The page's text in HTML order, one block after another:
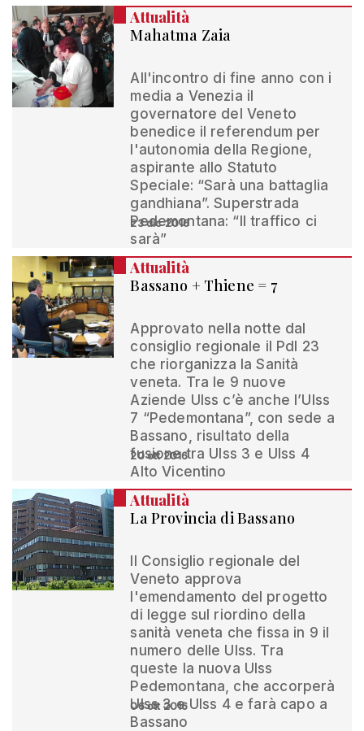
Attualità
Mahatma Zaia
All'incontro di fine anno con i
media a Venezia il
governatore del Veneto
benedice il referendum per
l'autonomia della Regione,
aspirante allo Statuto
Speciale: “Sarà una battaglia
gandhiana”. Superstrada
Pedemontana: “Il traffico ci
sarà”
23 dic 2016
Attualità
Bassano + Thiene = 7
Approvato nella notte dal
consiglio regionale il Pdl 23
che riorganizza la Sanità
veneta. Tra le 9 nuove
Aziende Ulss c’è anche l’Ulss
7 “Pedemontana”, con sede a
Bassano, risultato della
fusione tra Ulss 3 e Ulss 4
Alto Vicentino
20 ott 2016
Attualità
La Provincia di Bassano
Il Consiglio regionale del
Veneto approva
l'emendamento del progetto
di legge sul riordino della
sanità veneta che fissa in 9 il
numero delle Ulss. Tra
queste la nuova Ulss
Pedemontana, che accorperà
Ulss 3 e Ulss 4 e farà capo a
Bassano
06 ott 2016